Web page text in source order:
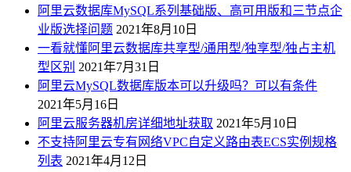
阿里云数据库MySQL系列基础版、高可用版和三节点企
业版选择问题 2021年8月10日
一看就懂阿里云数据库共享型/通用型/独享型/独占主机
型区别 2021年7月31日
阿里云MySQL数据库版本可以升级吗？可以有条件
2021年5月16日
阿里云服务器机房详细地址获取 2021年5月10日
不支持阿里云专有网络VPC自定义路由表ECS实例规格
列表 2021年4月12日